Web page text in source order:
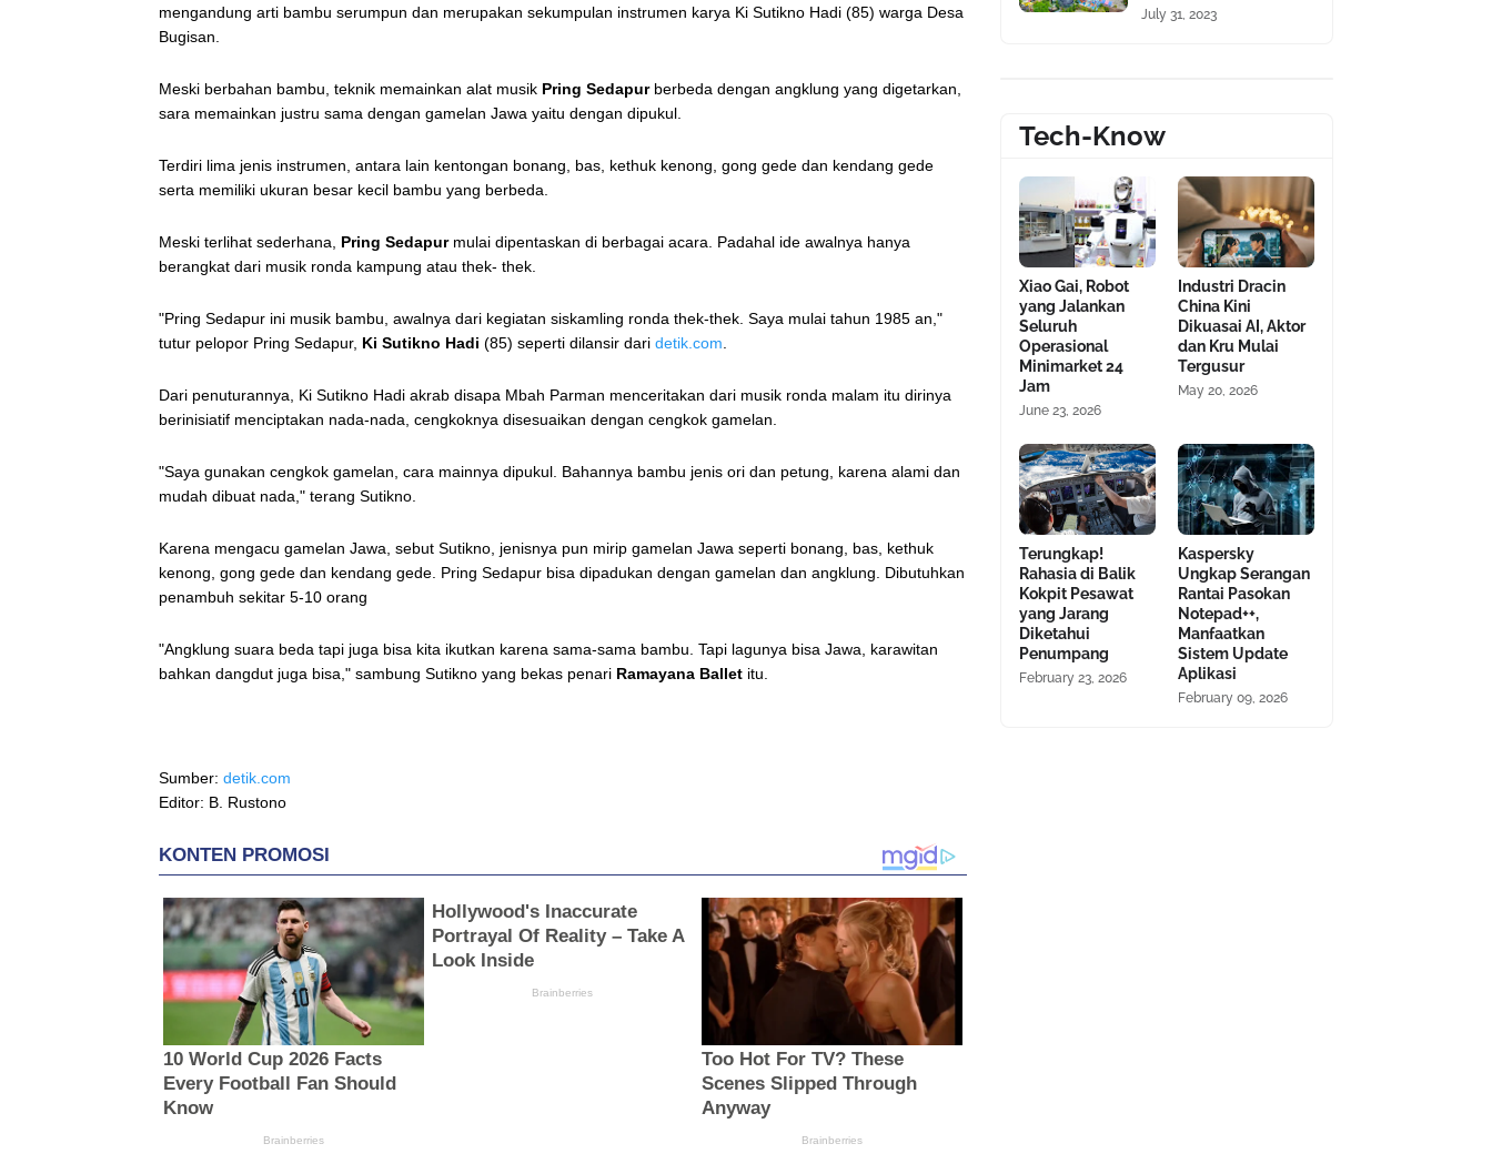
mengandung arti bambu serumpun dan merupakan sekumpulan instrumen karya Ki Sutikno Hadi (85) warga Desa
Bugisan.
Meski berbahan bambu, teknik memainkan alat musik Pring Sedapurberbeda dengan angklung yang digetarkan,
sara memainkan justru sama dengan gamelan Jawa yaitu dengan dipukul.
Terdiri lima jenis instrumen, antara lain kentongan bonang, bas, kethuk kenong, gong gede dan kendang gede
serta memiliki ukuran besar kecil bambu yang berbeda.
Meski terlihat sederhana, Pring Sedapur mulai dipentaskan di berbagai acara. Padahal ide awalnya hanya
berangkat dari musik ronda kampung atau thek- thek.
"Pring Sedapur ini musik bambu, awalnya dari kegiatan siskamling ronda thek-thek. Saya mulai tahun 1985 an,"
tutur pelopor Pring Sedapur, Ki Sutikno Hadi (85) seperti dilansir dari detik.com
Dari penuturannya, Ki Sutikno Hadi akrab disapa Mbah Parman menceritakan dari musik ronda malam itu dirinya
berinisiatif menciptakan nada-nada, cengkoknya disesuaikan dengan cengkok gamelan.
"Saya gunakan cengkok gamelan, cara mainnya dipukul. Bahannya bambu jenis ori dan petung, karena alami dan
mudah dibuat nada," terang Sutikno.
Karena mengacu gamelan Jawa, sebut Sutikno, jenisnya pun mirip gamelan Jawa seperti bonang, bas, kethuk
kenong, gong gede dan kendang gede. Pring Sedapur bisa dipadukan dengan gamelan dan angklung. Dibutuhkan
penambuh sekitar 5-10 orang
"Angklung suara beda tapi juga bisa kita ikutkan karena sama-sama bambu. Tapi lagunya bisa Jawa, karawitan
bahkan dangdut juga bisa," sambung Sutikno yang bekas penari Ramayana Ballet itu.
Sumber: detik.com
Editor: B. Rustono
July 31, 2023
Tech-Know
Xiao Gai, Robot
yang Jalankan
Seluruh
Operasional
Minimarket 24
Jam
June 23, 2026
Industri Dracin
China Kini
Dikuasai AI, Aktor
dan Kru Mulai
Tergusur
May 20, 2026
Terungkap!
Rahasia di Balik
Kokpit Pesawat
yang Jarang
Diketahui
Penumpang
February 23, 2026
Kaspersky
Ungkap Serangan
Rantai Pasokan
Notepad++,
Manfaatkan
Sistem Update
Aplikasi
February 09, 2026